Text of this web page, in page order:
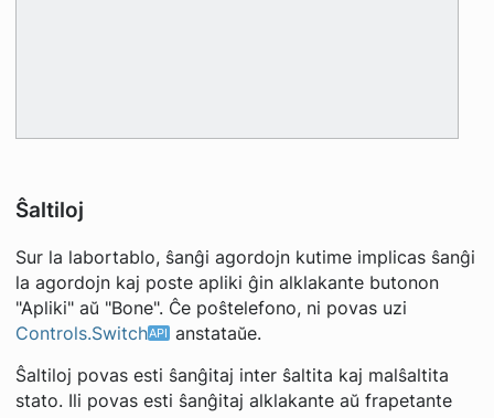
Ŝaltiloj
Sur la labortablo, ŝanĝi agordojn kutime implicas ŝanĝi
la agordojn kaj poste apliki ĝin alklakante butonon
"Apliki" aŭ "Bone". Ĉe poŝtelefono, ni povas uzi
Controls.Switch
anstataŭe.
Ŝaltiloj povas esti ŝanĝitaj inter ŝaltita kaj malŝaltita
stato. Ili povas esti ŝanĝitaj alklakante aŭ frapetante